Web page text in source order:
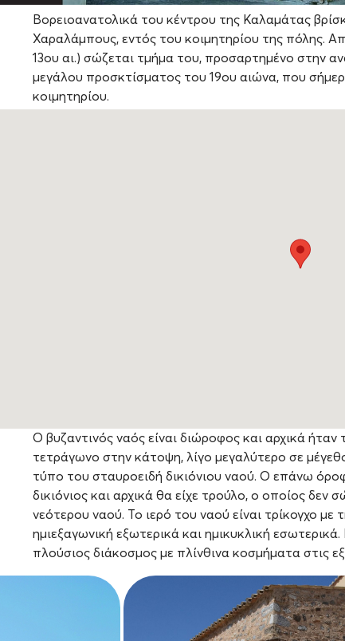
Βορειοανατολικά του κέντρου της Καλαμάτας
Χαραλάμπους, εντός του κοιμητηρίου της πόλης.
13ου αι.) σώζεται τμήμα του, προσαρτημένο στην
μεγάλου προσκτίσματος του 19ου αιώνα, που
κοιμητηρίου.
Ο βυζαντινός ναός είναι διώροφος και αρχικά ήταν
τετράγωνο στην κάτοψη, λίγο μεγαλύτερο σε
τύπο του σταυροειδή δικιόνιου ναού. Ο επάνω
δικιόνιος και αρχικά θα είχε τρούλο, ο οποίος δεν
νεότερου ναού. Το ιερό του ναού είναι τρίκογχο με
ημιεξαγωνική εξωτερικά και ημικυκλική
πλούσιος διάκοσμος με πλίνθινα κοσμήματα στις